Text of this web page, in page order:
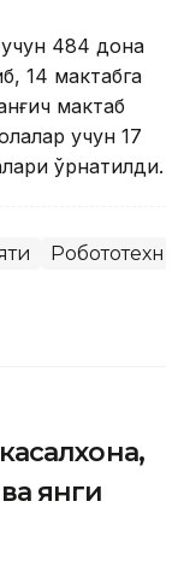
484 дона
14 мактабга
мактаб
учун 17
ўрнатилди.
янги